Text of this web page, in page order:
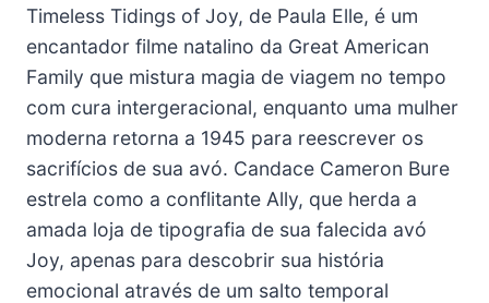
Timeless Tidings of Joy, de Paula Elle, é um
encantador filme natalino da Great American
Family que mistura magia de viagem no tempo
com cura intergeracional, enquanto uma mulher
moderna retorna a 1945 para reescrever os
sacrifícios de sua avó. Candace Cameron Bure
estrela como a conflitante Ally, que herda a
amada loja de tipografia de sua falecida avó
Joy, apenas para descobrir sua história
emocional através de um salto temporal